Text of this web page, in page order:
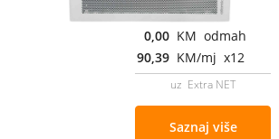
0,00 KM odmah
90,39 KM/mj x12
uz Extra NET
Saznaj više